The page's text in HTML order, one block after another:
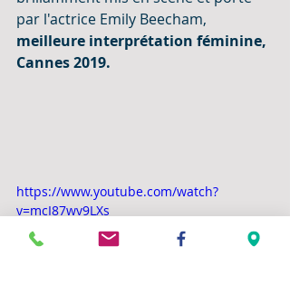
par l'actrice Emily Beecham,
meilleure interprétation féminine,
Cannes 2019.
https://www.youtube.com/watch?
v=mcI87wv9LXs